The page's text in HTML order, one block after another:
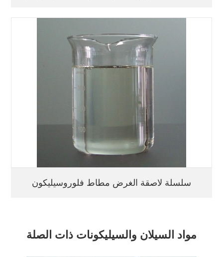
سلسلة لاصقة الغرض مطاط فلوروسيليكون
مواد السيلان والسيليكونات ذات الصلة